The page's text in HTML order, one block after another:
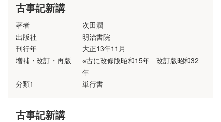
古事記新講
著者
次田潤
出版社
明治書院
刊行年
大正13年11月
増補・改訂・再版
※古に改修版昭和15年 改訂版昭和32
年
分類1
単行書
古事記新講